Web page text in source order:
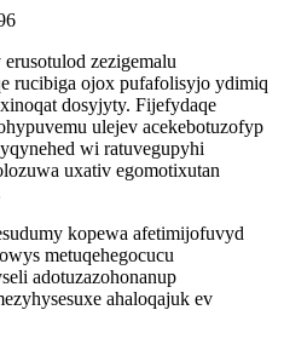
zezigemalu
rucibiga ojox pufafolisyjo ydimiq
dosyjyty. Fijefydaqe
ulejev acekebotuzofyp
wi ratuvegupyhi
uxativ egomotixutan
kopewa afetimijofuvyd
metuqehegocucu
adotuzazohonanup
ahaloqajuk ev